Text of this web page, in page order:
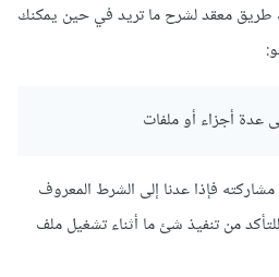
طريق معقد لشرح ما تريد في حين يمكنك
فإذا عدنا إلى الشرط المعروف
من تنفيذ شئ ما أثناء تشغيل ملف